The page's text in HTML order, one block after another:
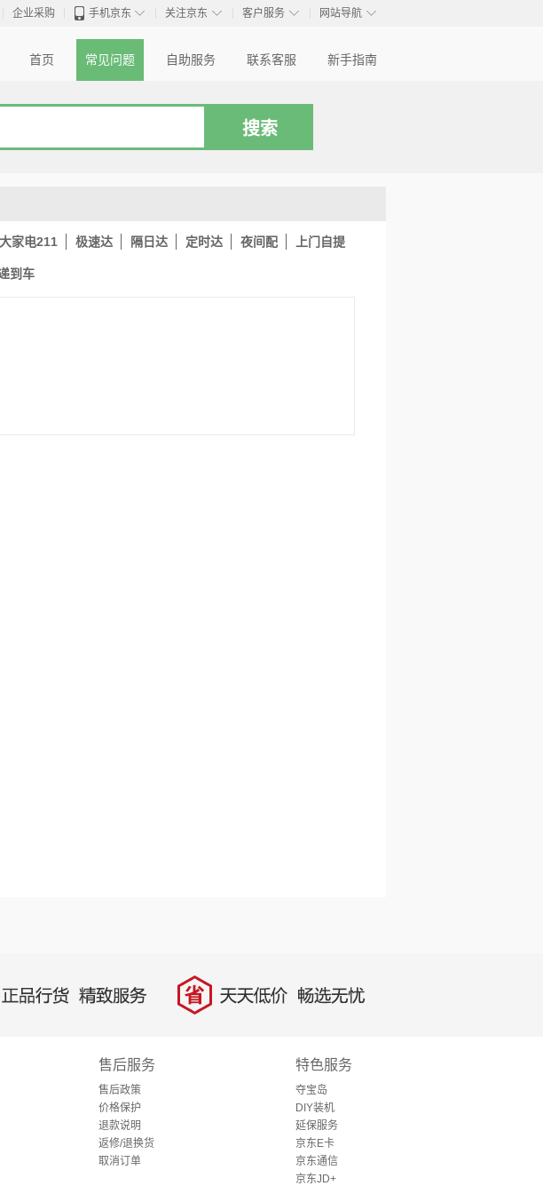
企业采购 ◇
手机京东 ◇
关注京东 ◇
客户服务 ◇
网站导航
首页 常见问题 自助服务 联系客服 新手指南
大家电211 极速达 隔日达 定时达 夜间配 上门自提
到车
行货，精致服务 省 天天低价，畅选无忧
售后服务
售后政策
价格保护
退款说明
返修/退换货
取消订单
特色服务
夺宝岛
DIY装机
延保服务
京东E卡
京东通信
京东JD+